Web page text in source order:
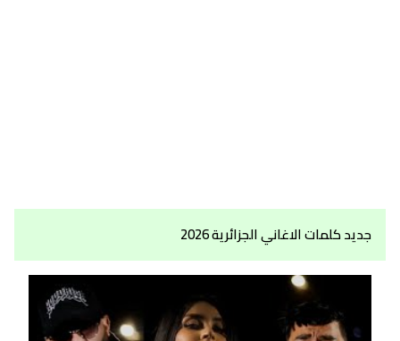
جديد كلمات الاغاني الجزائرية 2026